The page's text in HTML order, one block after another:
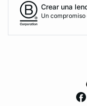
Crear una
Un